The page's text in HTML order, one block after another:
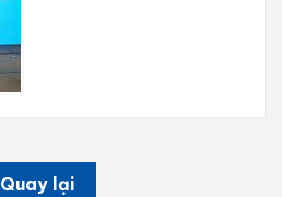
Quay lại